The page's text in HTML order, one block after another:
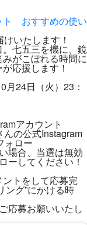
ト おすすめの使い
いたします！
七五三を機に、鏡
がこぼれる時間に
応援します！
24日（火）23：
アカウント
んの公式Instagram
ォロー
場合、当選は無効
ーしてください！
トをして応募完
ング”にかける時
応募お願いいたし